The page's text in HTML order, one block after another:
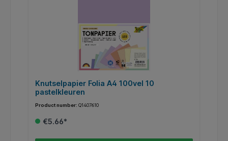
Knutselpapier Folia A4 100vel 10
pastelkleuren
Product number: Q1407610
€5.66*